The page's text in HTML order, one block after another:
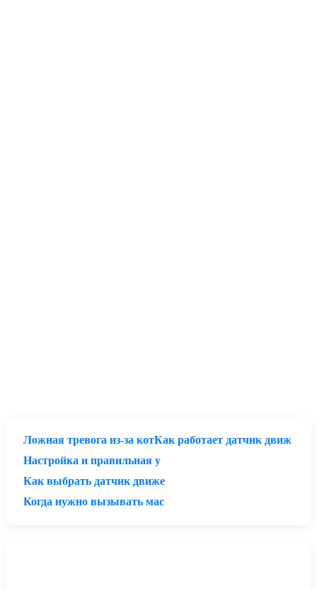
Ложная тревога из-за котКак работает датчик движ
Настройка и правильная у
Как выбрать датчик движе
Когда нужно вызывать мас